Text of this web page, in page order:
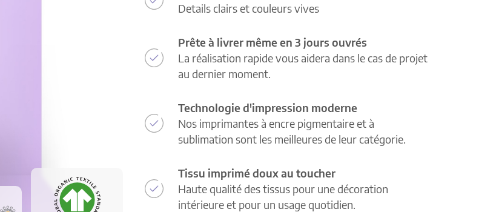
Details clairs et couleurs vives
Prête à livrer même en 3 jours ouvrés
La réalisation rapide vous aidera dans le cas de projet
au dernier moment.
Technologie d'impression moderne
Nos imprimantes à encre pigmentaire et à
sublimation sont les meilleures de leur catégorie.
Tissu imprimé doux au toucher
Haute qualité des tissus pour une décoration
intérieure et pour un usage quotidien.